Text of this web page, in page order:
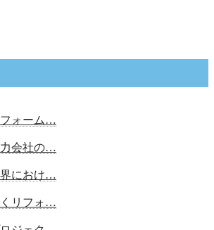
ォーム…
力会社の…
界におけ…
リフォ…